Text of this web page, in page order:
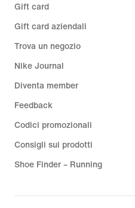
Gift card
Gift card aziendali
Trova un negozio
Nike Journal
Diventa member
Feedback
Codici promozionali
Consigli sui prodotti
Shoe Finder – Running